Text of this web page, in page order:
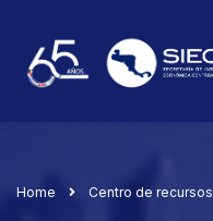
Home Centro de recursos